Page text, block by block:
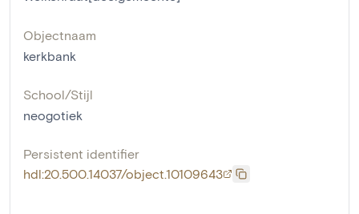
Objectnaam
kerkbank
School/Stijl
neogotiek
Persistent identifier
hdl:20.500.14037/object.10109643